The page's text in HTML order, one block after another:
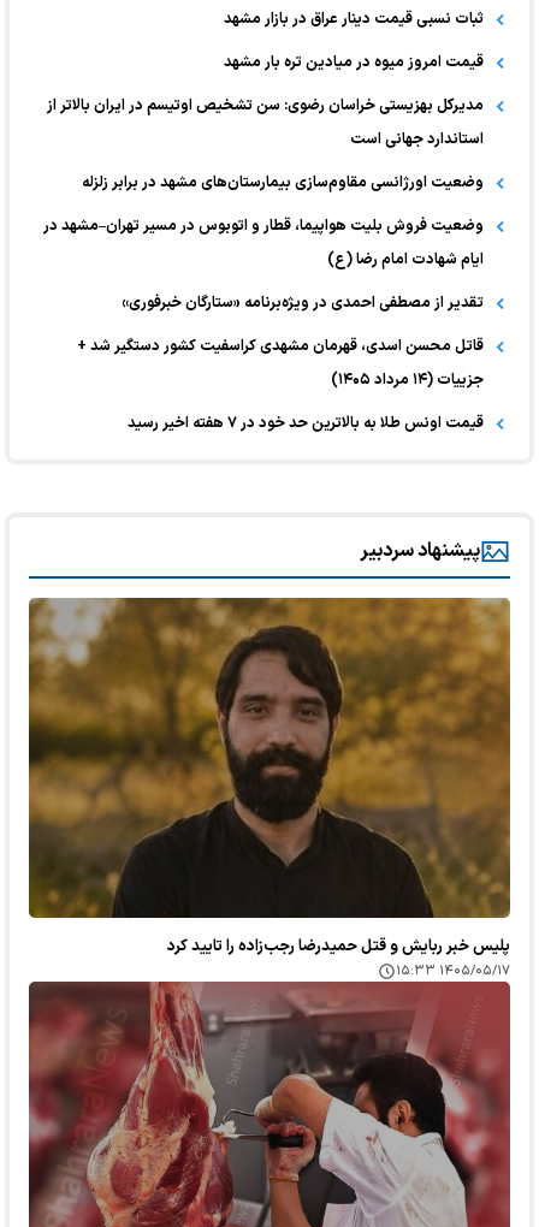
ثبات نسبی قیمت دینار عراق در بازار مشهد
قیمت امروز میوه در میادین تره بار مشهد
مدیرکل بهزیستی خراسان رضوی: سن تشخیص اوتیسم در ایران بالاتر از
استاندارد جهانی است
وضعیت اورژانسی مقاوم‌سازی بیمارستان‌های مشهد در برابر زلزله
وضعیت فروش بلیت هواپیما، قطار و اتوبوس در مسیر تهران–مشهد در
ایام شهادت امام رضا (ع)
تقدیر از مصطفی احمدی در ویژه‌برنامه «ستارگان خبرفوری»
قاتل محسن اسدی، قهرمان مشهدی کراسفیت کشور دستگیر شد +
جزییات (۱۴ مرداد ۱۴۰۵)
قیمت اونس طلا به بالاترین حد خود در ۷ هفته اخیر رسید
پیشنهاد سردبیر
پلیس خبر ربایش و قتل حمیدرضا رجب‌زاده را تایید کرد
۱۴۰۵/۰۵/۱۷ ۱۵:۳۳